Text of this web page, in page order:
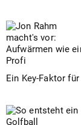
Ein Key-Faktor